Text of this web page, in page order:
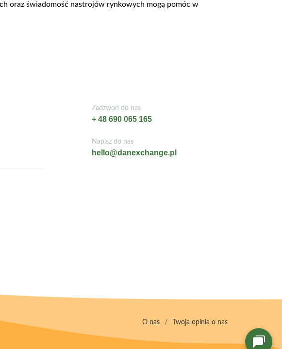
oraz świadomość nastrojów rynkowych mogą pomóc w
Zadzwoń do nas
+ 48 690 065 165
Napisz do nas
hello@danexchange.pl
O nas / Twoja opinia o nas